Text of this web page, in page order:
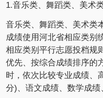
1.音乐类、舞蹈类、美术
音乐类、舞蹈类、美术类
成绩使用河北省相应类别
相应类别平行志愿投档规
优先、按综合成绩排序的
时，依次比较专业成绩、
分)、语文成绩、数学成绩